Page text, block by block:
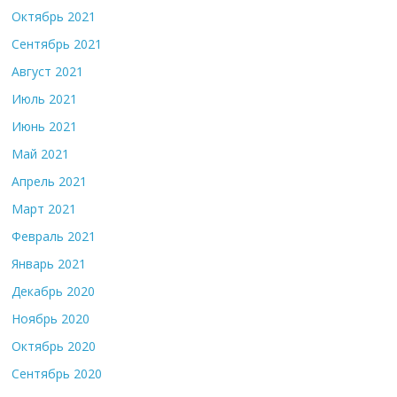
Октябрь 2021
Сентябрь 2021
Август 2021
Июль 2021
Июнь 2021
Май 2021
Апрель 2021
Март 2021
Февраль 2021
Январь 2021
Декабрь 2020
Ноябрь 2020
Октябрь 2020
Сентябрь 2020